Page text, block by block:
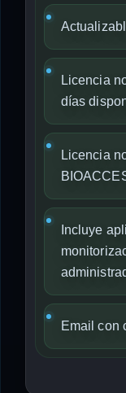
Licencia
días
Licencia
Incluye
Email con